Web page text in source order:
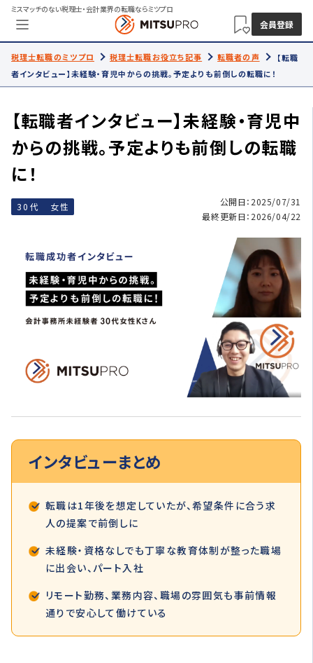
ミスマッチのない税理士・会計業界の転職ならミツプロ
会員登録
税理士転職のミツプロ 税理士転職お役立ち記事 転職者の声
【転職
者インタビュー】未経験・育児中からの挑戦。予定よりも前倒しの転職に！
【転職者インタビュー】未経験・育児中
からの挑戦。予定よりも前倒しの転職
に！
30代 女性
公開日：2025/07/31
最終更新日：2026/04/22
インタビューまとめ
転職は1年後を想定していたが、希望条件に合う求
人の提案で前倒しに
未経験・資格なしでも丁寧な教育体制が整った職場
に出会い、パート入社
リモート勤務、業務内容、職場の雰囲気も事前情報
通りで安心して働けている